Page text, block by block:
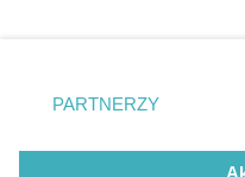
Gliwice
prywatności znajdujący
. Niektóre rodzaje
zgody użytkownika, ale
takiemu przetwarzaniu.
PARTNERZY